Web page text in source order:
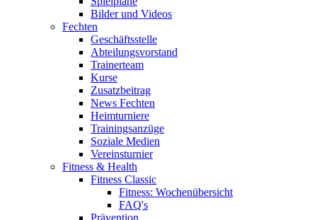
Bilder und Videos
Fechten
Geschäftsstelle
Abteilungsvorstand
Trainerteam
Kurse
Zusatzbeitrag
News Fechten
Heimturniere
Trainingsanzüge
Soziale Medien
Vereinsturnier
Fitness & Health
Fitness Classic
Fitness: Wochenübersicht
FAQ's